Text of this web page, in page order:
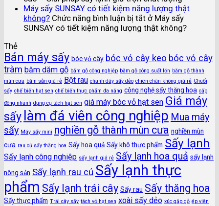
Máy sấy SUNSAY có tiết kiệm năng lượng thật
không? Chức năng bình luận bị tắt ở Máy sấy
SUNSAY có tiết kiệm năng lượng thật không?
Thẻ
Bán máy sấy bóc vỏ cây bóc vỏ cây keo bóc vỏ cây
tràm băm dăm gỗ băm gỗ công nghiệp băm gỗ công suất lớn băm gỗ thành
mùn cưa băm sắn giá rẻ Bột rau chanh dây sấy dẻo chiên chân không giá rẻ Chuối
sấy chế biến hạt sen chế biến thực phẩm đa năng công nghệ sấy thăng hoa cấp
đông nhanh dụng cụ tách hạt sen giá máy bóc vỏ hạt sen Giá máy
sấy làm đá viên công nghiệp Mua máy
sấy Máy sấy mini nghiền gỗ thành mùn cưa nghiền mùn
cưa rau củ sấy thăng hoa Sấy hoa quả Sấy khô thực phẩm Sấy lạnh
Sấy lạnh công nghiệp sấy lạnh giá rẻ Sấy lạnh hoa quả sấy lạnh
nông sản Sấy lạnh rau củ Sấy lạnh thực
phẩm Sấy lạnh trái cây Sấy rau Sấy thăng hoa
Sấy thực phẩm Trái cây sấy tách vỏ hạt sen xoài sấy dẻo xúc gắp gỗ ép viên